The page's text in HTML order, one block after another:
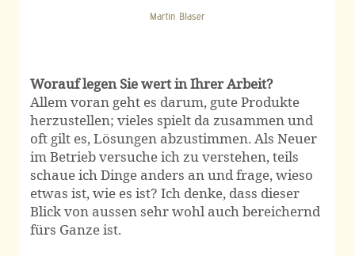
Martin Blaser
Worauf legen Sie wert in Ihrer Arbeit?
Allem voran geht es darum, gute Produkte
herzustellen; vieles spielt da zusammen und
oft gilt es, Lösungen abzustimmen. Als Neuer
im Betrieb versuche ich zu verstehen, teils
schaue ich Dinge anders an und frage, wieso
etwas ist, wie es ist? Ich denke, dass dieser
Blick von aussen sehr wohl auch bereichernd
fürs Ganze ist.